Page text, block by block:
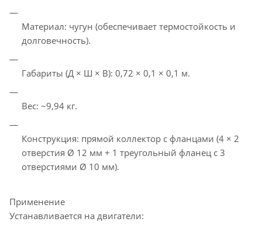
Материал: чугун (обеспечивает термостойкость и
долговечность).
Габариты (Д × Ш × В): 0,72 × 0,1 × 0,1 м.
Вес: ~9,94 кг.
Конструкция: прямой коллектор с фланцами (4 × 2
отверстия Ø 12 мм + 1 треугольный фланец с 3
отверстиями Ø 10 мм).
Применение
Устанавливается на двигатели: